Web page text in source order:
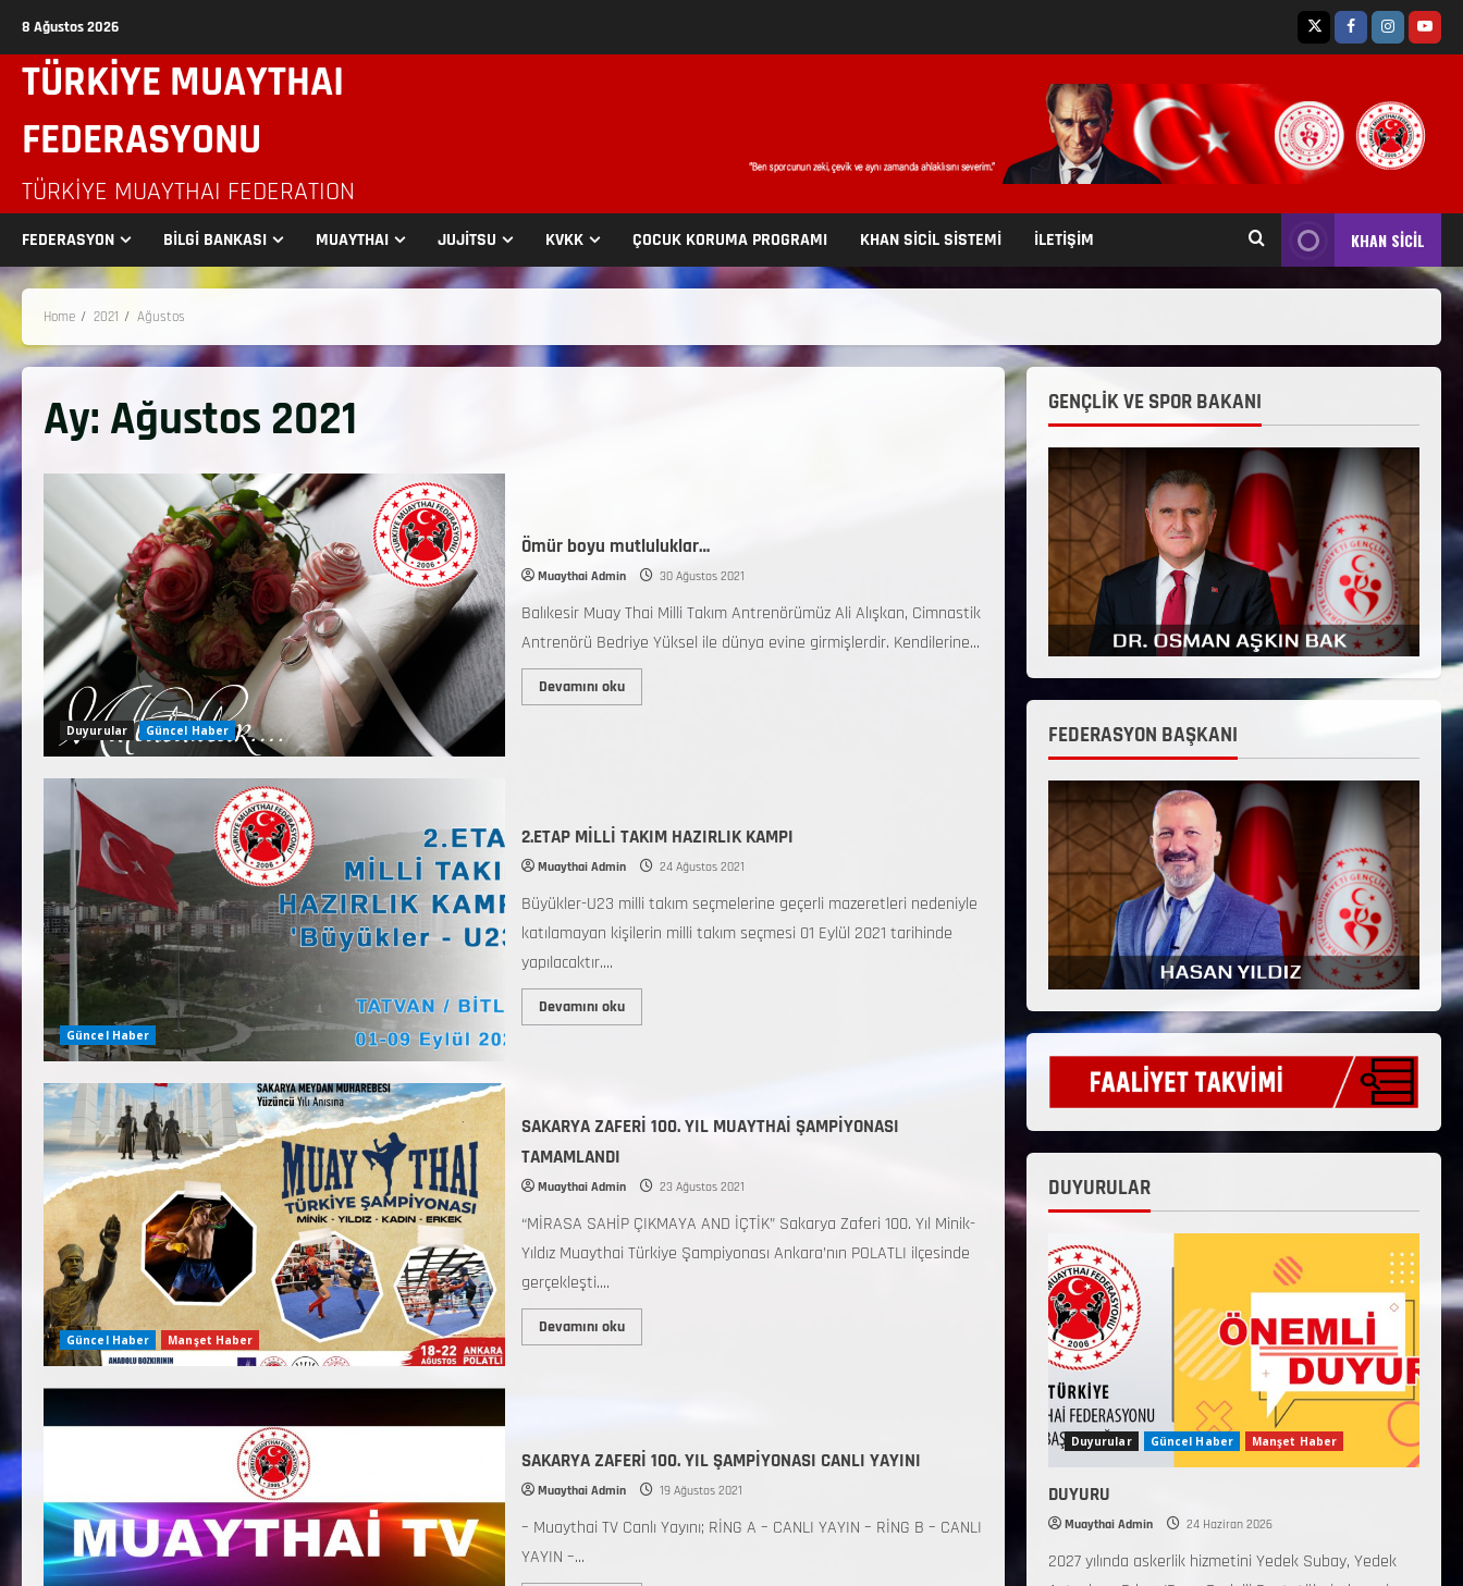
8 Ağustos 2026
TÜRKİYE MUAYTHAI
FEDERASYONU
TÜRKIYE MUAYTHAI FEDERATION
FEDERASYON BİLGİ BANKASI MUAYTHAI JUJİTSU KVKK ÇOCUK KORUMA PROGRAMI KHAN SİCİL SİSTEMİ İLETİŞİM KHAN SİCİL
Home 2021 Ağustos
Ay: Ağustos 2021
Duyurular Güncel Haber
Ömür boyu mutluluklar…
Muaythai Admin 30 Ağustos 2021
Balıkesir Muay Thai Milli Takım Antrenörümüz Ali Alışkan, Cimnastik
Antrenörü Bedriye Yüksel ile dünya evine girmişlerdir. Kendilerine...
Devamını oku
Güncel Haber
2.ETAP MİLLİ TAKIM HAZIRLIK KAMPI
Muaythai Admin 24 Ağustos 2021
Büyükler-U23 milli takım seçmelerine geçerli mazeretleri nedeniyle
katılamayan kişilerin milli takım seçmesi 01 Eylül 2021 tarihinde
yapılacaktır....
Devamını oku
Güncel Haber Manşet Haber
SAKARYA ZAFERİ 100. YIL MUAYTHAİ ŞAMPİYONASI
TAMAMLANDI
Muaythai Admin 23 Ağustos 2021
“MİRASA SAHİP ÇIKMAYA AND İÇTİK” Sakarya Zaferi 100. Yıl Minik-
Yıldız Muaythai Türkiye Şampiyonası Ankara’nın POLATLI ilçesinde
gerçekleşti....
Devamını oku
SAKARYA ZAFERİ 100. YIL ŞAMPİYONASI CANLI YAYINI
Muaythai Admin 19 Ağustos 2021
– Muaythai TV Canlı Yayını; RİNG A – CANLI YAYIN – RİNG B – CANLI
YAYIN –...
GENÇLİK VE SPOR BAKANI
FEDERASYON BAŞKANI
DUYURULAR
Duyurular Güncel Haber Manşet Haber
DUYURU
Muaythai Admin 24 Haziran 2026
2027 yılında askerlik hizmetini Yedek Subay, Yedek